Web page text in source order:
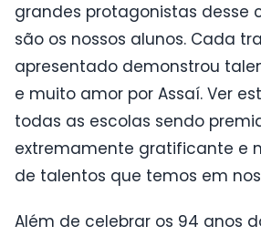
grandes protagonistas desse
são os nossos alunos. Cada
apresentado demonstrou
e muito amor por Assaí. Ver
todas as escolas sendo
extremamente gratificante e
de talentos que temos em
Além de celebrar os 94 anos